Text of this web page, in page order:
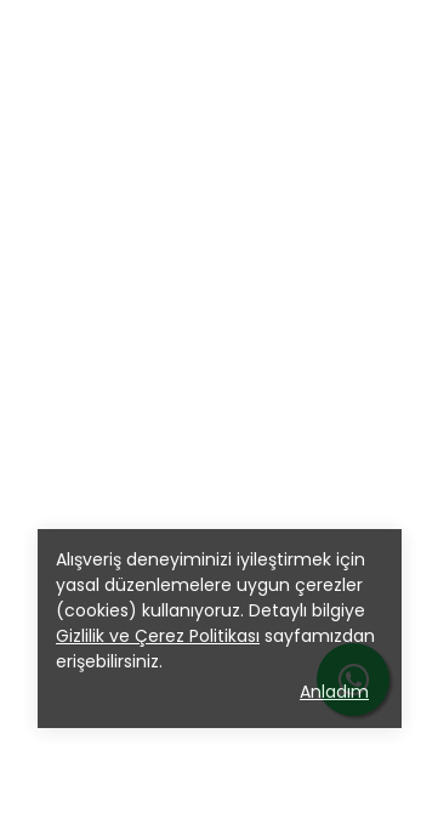
Alışveriş deneyiminizi iyileştirmek için
yasal düzenlemelere uygun çerezler
(cookies) kullanıyoruz. Detaylı bilgiye
Gizlilik ve Çerez Politikası sayfamızdan
erişebilirsiniz.
Anladım